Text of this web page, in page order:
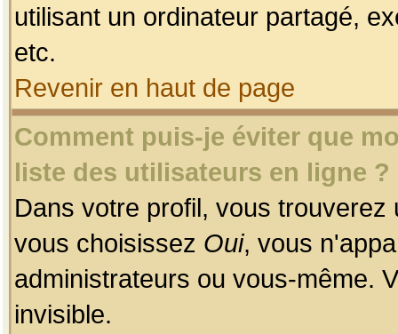
utilisant un ordinateur partagé,
etc.
Revenir en haut de page
Comment puis-je éviter que
liste des utilisateurs en ligne ?
Dans votre profil, vous
vous choisissez Oui, vous
administrateurs ou vous-même.
invisible.